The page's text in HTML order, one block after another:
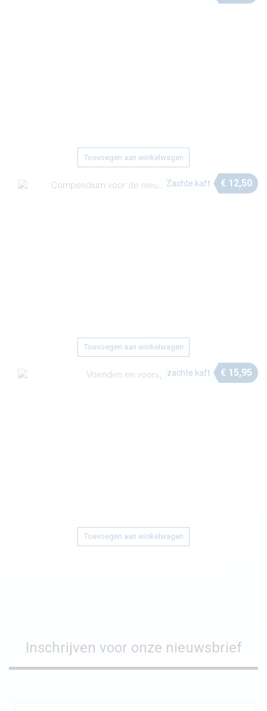
Toevoegen aan winkelwagen
Zachte kaft € 12,50
Toevoegen aan winkelwagen
zachte kaft € 15,95
Toevoegen aan winkelwagen
Inschrijven voor onze nieuwsbrief